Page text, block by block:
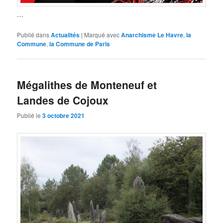
…
Publié dansActualités | Marqué avecAnarchisme Le Havre,la
Commune,la Commune de Paris
Mégalithes de Monteneuf et
Landes de Cojoux
Publié le3 octobre 2021